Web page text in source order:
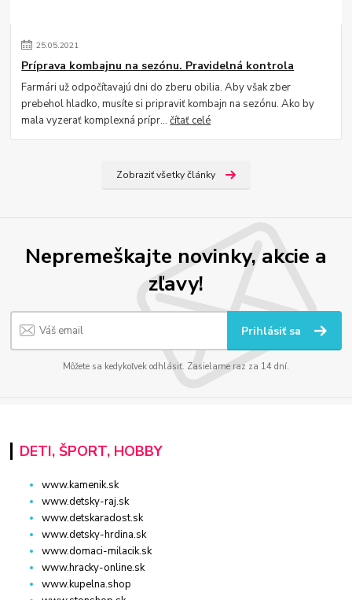
25.05.2021
Príprava kombajnu na sezónu. Pravidelná kontrola
Farmári už odpočítavajú dni do zberu obilia. Aby však zber
prebehol hladko, musíte si pripraviť kombajn na sezónu. Ako by
mala vyzerať komplexná prípr...čítať celé
Zobraziť všetky články
Nepremeškajte novinky, akcie a
zľavy!
Prihlásiť sa
Môžete sa kedykoľvek odhlásiť. Zasielame raz za 14 dní.
DETI, ŠPORT, HOBBY
www.kamenik.sk
www.detsky-raj.sk
www.detskaradost.sk
www.detsky-hrdina.sk
www.domaci-milacik.sk
www.hracky-online.sk
www.kupelna.shop